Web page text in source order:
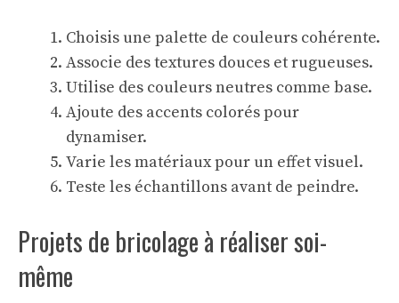
Choisis une palette de couleurs cohérente.
Associe des textures douces et rugueuses.
Utilise des couleurs neutres comme base.
Ajoute des accents colorés pour
dynamiser.
Varie les matériaux pour un effet visuel.
Teste les échantillons avant de peindre.
Projets de bricolage à réaliser soi-
même